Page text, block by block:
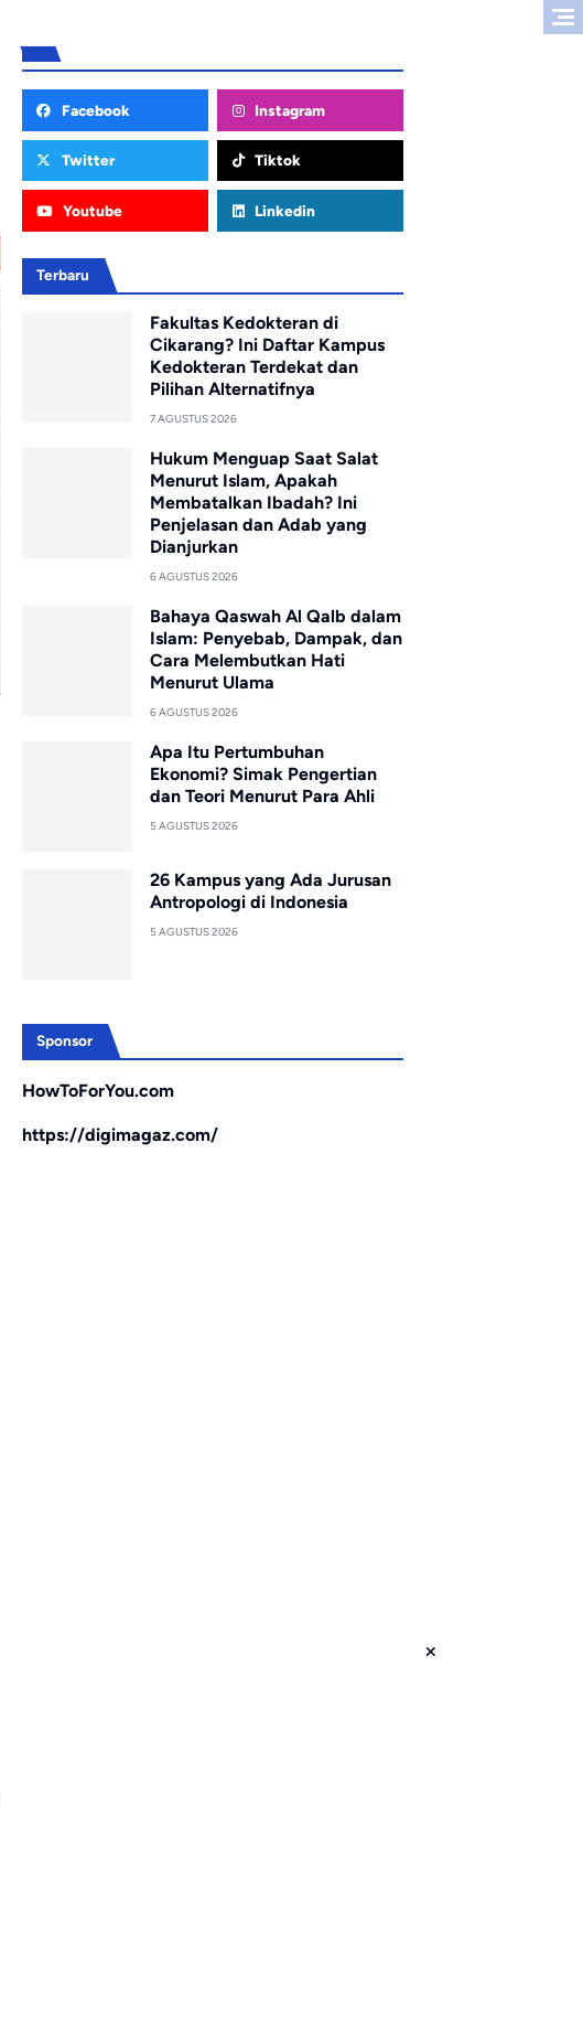
Facebook Instagram
Twitter Tiktok
Youtube Linkedin
Terbaru
Fakultas Kedokteran di
Cikarang? Ini Daftar Kampus
Kedokteran Terdekat dan
Pilihan Alternatifnya
7 AGUSTUS 2026
Hukum Menguap Saat Salat
Menurut Islam, Apakah
Membatalkan Ibadah? Ini
Penjelasan dan Adab yang
Dianjurkan
6 AGUSTUS 2026
Bahaya Qaswah Al Qalb dalam
Islam: Penyebab, Dampak, dan
Cara Melembutkan Hati
Menurut Ulama
6 AGUSTUS 2026
Apa Itu Pertumbuhan
Ekonomi? Simak Pengertian
dan Teori Menurut Para Ahli
5 AGUSTUS 2026
26 Kampus yang Ada Jurusan
Antropologi di Indonesia
5 AGUSTUS 2026
Sponsor
HowToForYou.com
https://digimagaz.com/